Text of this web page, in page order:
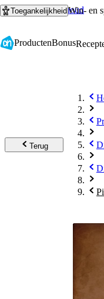
Ga naar hoofdinhoud
Ga naar zoeken
ToegankelijkheidWin- en
ProductenBonus
Terug